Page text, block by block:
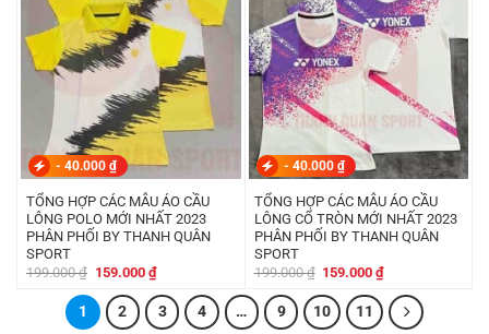
- 40.000 ₫
TỔNG HỢP CÁC MẪU ÁO CẦU
LÔNG POLO MỚI NHẤT 2023
PHÂN PHỐI BY THANH QUÂN
SPORT
199.000₫ Giá
là:
199.000 ₫.
159.000 ₫Giá
hiện
tại
là:
159.000 ₫.
- 40.000 ₫
TỔNG HỢP CÁC MẪU ÁO CẦU
LÔNG CỔ TRÒN MỚI NHẤT 2023
PHÂN PHỐI BY THANH QUÂN
SPORT
199.000₫ Giá
là:
199.000 ₫.
159.000₫Giá
tại
là:
159.000 ₫.
1 2 3 4 … 9 10 11